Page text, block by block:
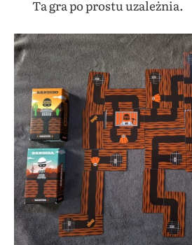
Ta gra po prostu uzależnia.